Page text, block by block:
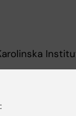
2020-